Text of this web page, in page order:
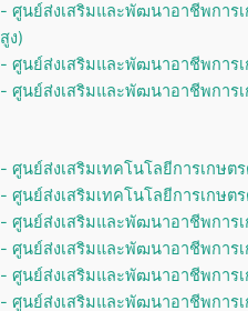
- ศูนย์ส่งเสริมและพัฒนาอาชีพการ
สูง)
- ศูนย์ส่งเสริมและพัฒนาอาชีพการ
- ศูนย์ส่งเสริมและพัฒนาอาชีพการ
- ศูนย์ส่งเสริมเทคโนโลยีการเกษต
- ศูนย์ส่งเสริมเทคโนโลยีการเกษ
- ศูนย์ส่งเสริมและพัฒนาอาชีพการ
- ศูนย์ส่งเสริมและพัฒนาอาชีพการเ
- ศูนย์ส่งเสริมและพัฒนาอาชีพการ
- ศูนย์ส่งเสริมและพัฒนาอาชีพการ